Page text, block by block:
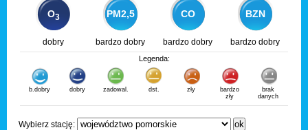
O3 PM2,5 CO BZN
dobry bardzo dobry bardzo dobry bardzo dobry
Legenda:
b.dobry dobry zadowal. dst. zły
bardzo
zły
brak
danych
Wybierz stację: